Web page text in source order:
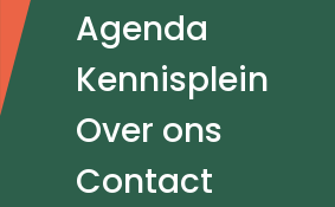
Agenda
Kennisplein
Over ons
Contact